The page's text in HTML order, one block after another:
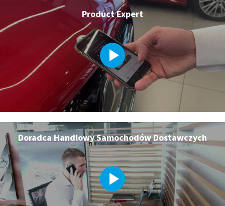
Product Expert
Doradca Handlowy Samochodów Dostawczych